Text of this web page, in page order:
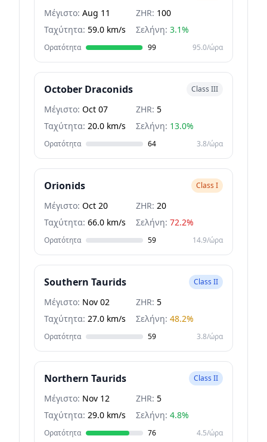
Μέγιστο: Aug 11 ZHR: 100
Ταχύτητα: 59.0 km/s Σελήνη: 3.1%
Ορατότητα 99 95.0/ώρα
October Draconids Class III
Μέγιστο: Oct 07 ZHR: 5
Ταχύτητα: 20.0 km/s Σελήνη: 13.0%
Ορατότητα 64 3.8/ώρα
Orionids Class I
Μέγιστο: Oct 20 ZHR: 20
Ταχύτητα: 66.0 km/s Σελήνη: 72.2%
Ορατότητα 59 14.9/ώρα
Southern Taurids Class II
Μέγιστο: Nov 02 ZHR: 5
Ταχύτητα: 27.0 km/s Σελήνη: 48.2%
Ορατότητα 59 3.8/ώρα
Northern Taurids Class II
Μέγιστο: Nov 12 ZHR: 5
Ταχύτητα: 29.0 km/s Σελήνη: 4.8%
Ορατότητα 76 4.5/ώρα